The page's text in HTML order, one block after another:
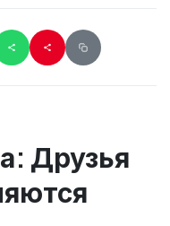
Друзья